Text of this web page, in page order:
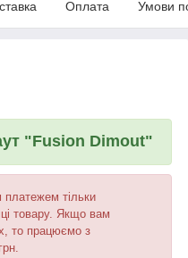
Оплата Умови
"Fusion Dimout"
тільки
товару. Якщо вам
то працюємо з